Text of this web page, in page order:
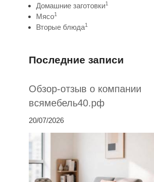
Домашние заготовки1
Мясо1
Вторые блюда1
Последние записи
Обзор-отзыв о компании
всямебель40.рф
20/07/2026